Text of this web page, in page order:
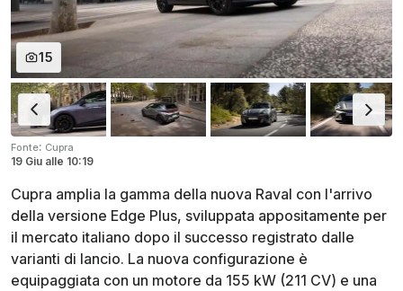
15
Fonte: Cupra
19 Giu alle 10:19
Cupra amplia la gamma della nuova Raval con l'arrivo
della versione Edge Plus, sviluppata appositamente per
il mercato italiano dopo il successo registrato dalle
varianti di lancio. La nuova configurazione è
equipaggiata con un motore da 155 kW (211 CV) e una